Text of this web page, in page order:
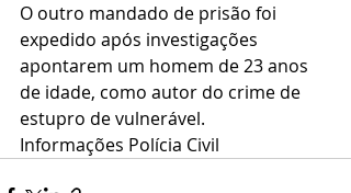
O outro mandado de prisão foi
expedido após investigações
apontarem um homem de 23 anos
de idade, como autor do crime de
estupro de vulnerável.
Informações Polícia Civil